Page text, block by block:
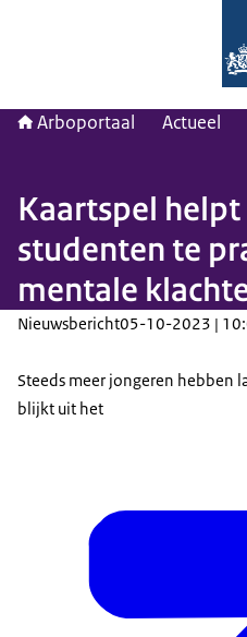
Arboportaal Actueel
Kaartspel
studenten te
mentale
Nieuwsbericht05-10-2023 |
Steeds meer jongeren hebben
blijkt uit het